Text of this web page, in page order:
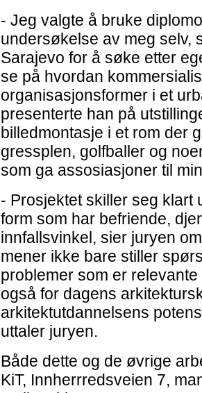
- Jeg valgte å bruke
undersøkelse av meg selv,
Sarajevo for å søke etter
se på hvordan
organisasjonsformer i et
presenterte han på
billedmontasje i et rom der
gressplen, golfballer og
som ga assosiasjoner til
- Prosjektet skiller seg klart
form som har befriende,
innfallsvinkel, sier juryen
mener ikke bare stiller
problemer som er
også for dagens
arkitektutdannelsens
uttaler juryen.
Både dette og de øvrige
KiT, Innherrredsveien 7,